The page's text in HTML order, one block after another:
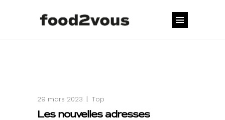
29 mars 2023 Top
Les nouvelles adresses